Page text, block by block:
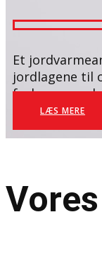
Et
jordlagene til
forbrugsvand.
LÆS MERE